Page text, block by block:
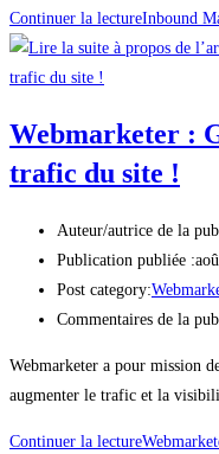
Continuer la lectureInbound
Webmarketer :
trafic du site !
Auteur/autrice de la
Publication publiée :
Post category:
Commentaires de la
Webmarketer a pour mission
augmenter le trafic et la
Continuer la lecture